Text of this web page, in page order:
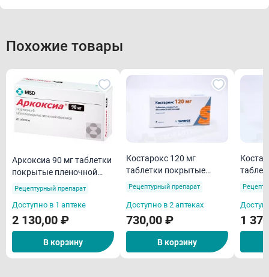
Похожие товары
Аркоксиа 90 мг таблетки
покрытые пленочной
оболочкой N28
Рецептурный препарат
Доступно в 1 аптеке
2 130,00 ₽
В корзину
Костарокс 120 мг
таблетки покрытые
пленочной оболочкой N7
Рецептурный препарат
Доступно в 2 аптеках
730,00 ₽
В корзину
1